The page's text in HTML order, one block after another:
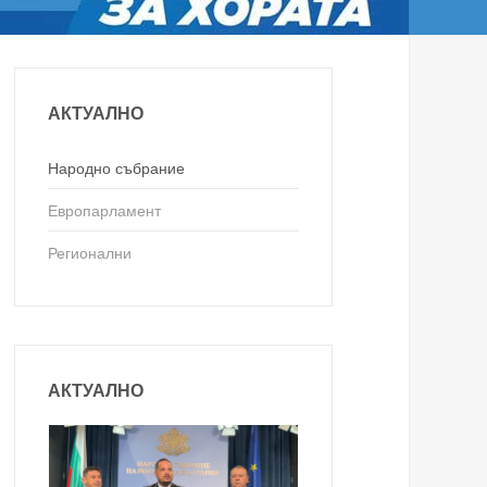
АКТУАЛНО
Народно събрание
Европарламент
Регионални
АКТУАЛНО